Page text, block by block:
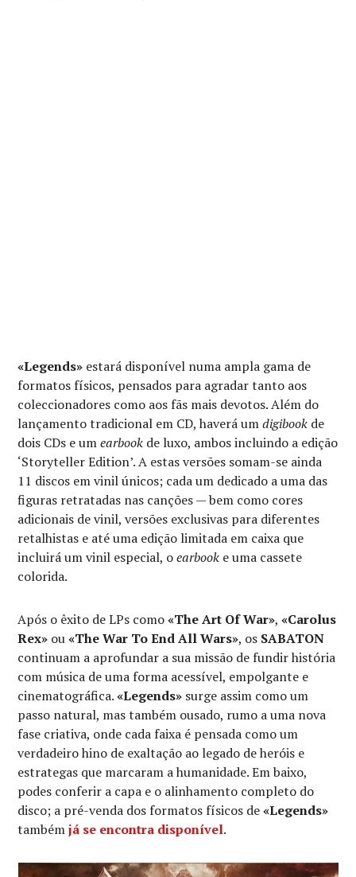
«Legends» estará disponível numa ampla gama de
formatos físicos, pensados para agradar tanto aos
coleccionadores como aos fãs mais devotos. Além do
lançamento tradicional em CD, haverá umdigibook de
dois CDs e umearbook de luxo, ambos incluindo a edição
‘Storyteller Edition’. A estas versões somam-se ainda
11 discos em vinil únicos; cada um dedicado a uma das
figuras retratadas nas canções — bem como cores
adicionais de vinil, versões exclusivas para diferentes
retalhistas e até uma edição limitada em caixa que
incluirá um vinil especial, oearbook e uma cassete
colorida.
Após o êxito de LPs como«The Art Of War»,«Carolus
Rex» ou«The War To End All Wars», os SABATON
continuam a aprofundar a sua missão de fundir história
com música de uma forma acessível, empolgante e
cinematográfica.«Legends» surge assim como um
passo natural, mas também ousado, rumo a uma nova
fase criativa, onde cada faixa é pensada como um
verdadeiro hino de exaltação ao legado de heróis e
estrategas que marcaram a humanidade. Em baixo,
podes conferir a capa e o alinhamento completo do
disco; a pré-venda dos formatos físicos de«Legends»
tambémjá se encontra disponível.